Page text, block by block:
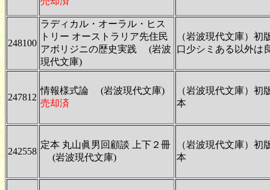
248100
ラディカル・オーラル・ヒス
トリー オーストラリア先住民
アボリジニの歴史実践 (岩波
現代文庫)
（岩波現代文庫）初
口少シミある以外は
247812
情報様式論 (岩波現代文庫)
売却済
（岩波現代文庫）初
本
242558
定本 丸山眞男回顧談 上下２冊
(岩波現代文庫)
（岩波現代文庫）初
本